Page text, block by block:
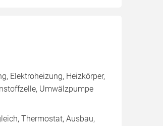
Elektroheizung, Heizkörper,
Umwälzpumpe
Thermostat, Ausbau,